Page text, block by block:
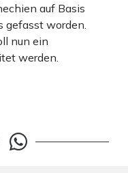
auf Basis
gefasst worden.
nun ein
werden.